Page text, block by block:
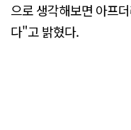
으로 생각해보면 아프
다"고 밝혔다.